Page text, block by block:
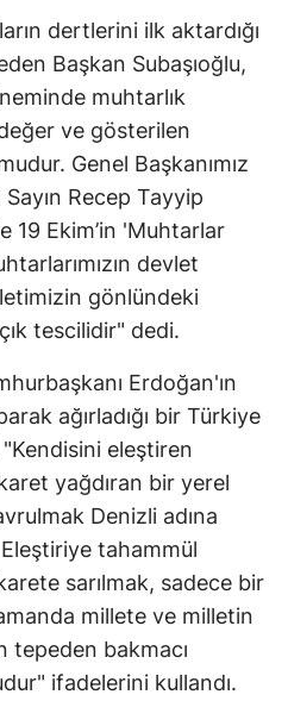
dertlerini ilk aktardığı
Başkan Subaşıoğlu,
muhtarlık
ve gösterilen
Genel Başkanımız
Recep Tayyip
19 Ekim’in 'Muhtarlar
devlet
gönlündeki
tescilidir" dedi.
Erdoğan'ın
ağırladığı bir Türkiye
eleştiren
yağdıran bir yerel
Denizli adına
tahammül
sarılmak, sadece bir
millete ve milletin
tepeden bakmacı
ifadelerini kullandı.